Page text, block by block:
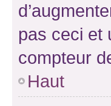
pas ceci et
compteur
Haut